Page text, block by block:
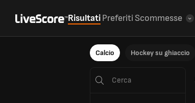
RisultatiPreferiti Scommesse
Calcio Hockey su ghiaccio